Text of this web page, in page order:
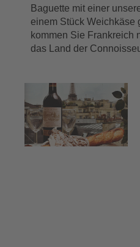
Baguette mit einer
einem Stück Weichkäse
kommen Sie Frankreich
das Land der